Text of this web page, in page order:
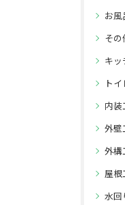
お風
その
キッ
トイ
内装
外壁
外構
屋根
水回